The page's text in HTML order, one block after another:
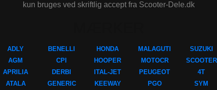
kun bruges ved skriftlig accept fra Scooter-Dele.dk
ADLY
AGM
APRILIA
ATALA
BENELLI
CPI
DERBI
GENERIC
HONDA
HOOPER
ITAL-JET
KEEWAY
MALAGUTI
MOTOCR
PEUGEOT
PGO
SUZUKI
SCOOTER
4T
SYM